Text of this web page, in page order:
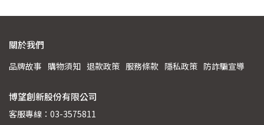
關於我們
品牌故事 購物須知 退款政策 服務條款 隱私政策 防詐騙宣導
博望創新股份有限公司
客服專線：03-3575811